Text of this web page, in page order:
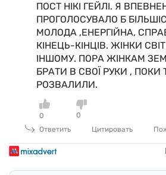
ПОСТ НІКІ ГЕЙЛІ. Я
ПРОГОЛОСУВАЛО Б
МОЛОДА ,ЕНЕРГІЙНА,
КІНЕЦЬ-КІНЦІВ. ЖІНКИ
ІНШОМУ. ПОРА ЖІНКАМ
БРАТИ В СВОЇ РУКИ , ПОКИ
РОЗВАЛИЛИ.
0
0
Ответить
Цитировать